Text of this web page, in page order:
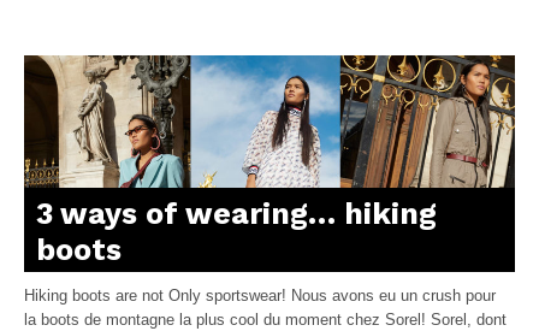
3 ways of wearing… hiking
boots
Hiking boots are not Only sportswear! Nous avons eu un crush pour
la boots de montagne la plus cool du moment chez Sorel! Sorel, dont